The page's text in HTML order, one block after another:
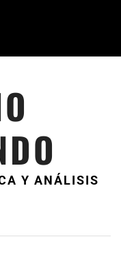
Y ANÁLISIS